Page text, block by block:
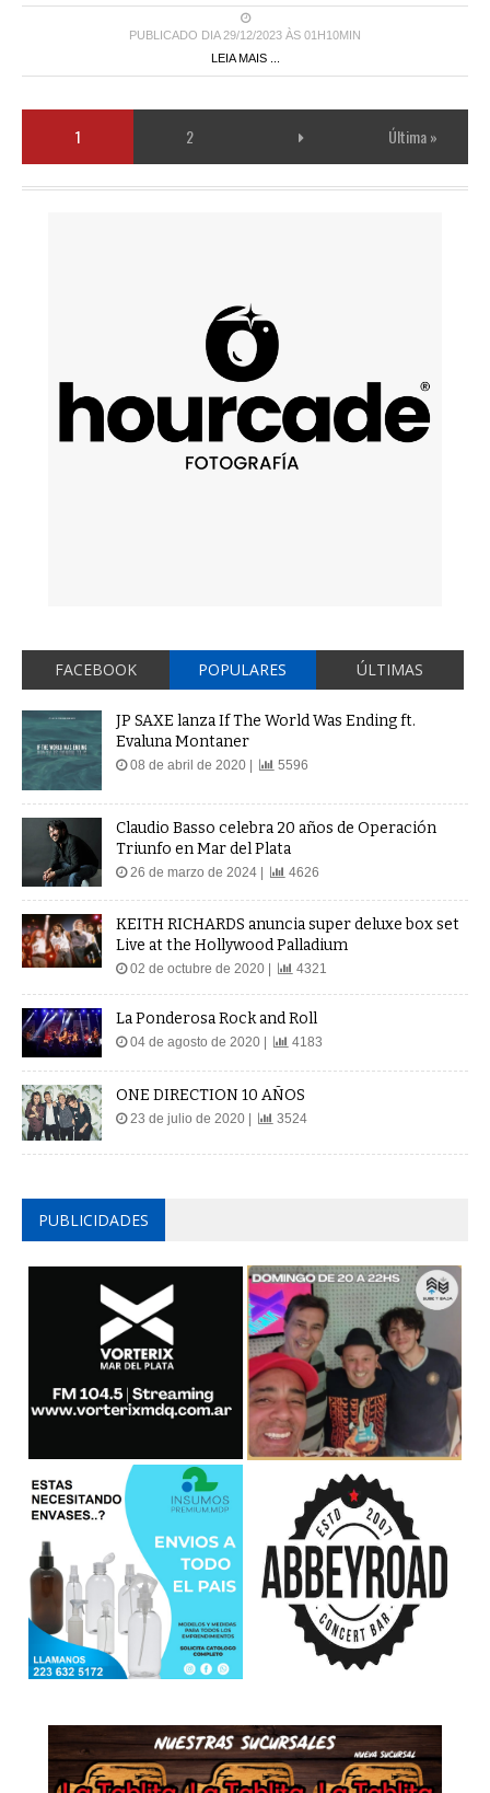
PUBLICADO DIA 29/12/2023 ÀS 01H10MIN
LEIA MAIS ...
1 2 Última »
FACEBOOK POPULARES ÚLTIMAS
JP SAXE lanza If The World Was Ending ft.
Evaluna Montaner
08 de abril de 2020 | 5596
Claudio Basso celebra 20 años de Operación
Triunfo en Mar del Plata
26 de marzo de 2024 | 4626
KEITH RICHARDS anuncia super deluxe box set
Live at the Hollywood Palladium
02 de octubre de 2020 | 4321
La Ponderosa Rock and Roll
04 de agosto de 2020 | 4183
ONE DIRECTION 10 AÑOS
23 de julio de 2020 | 3524
PUBLICIDADES